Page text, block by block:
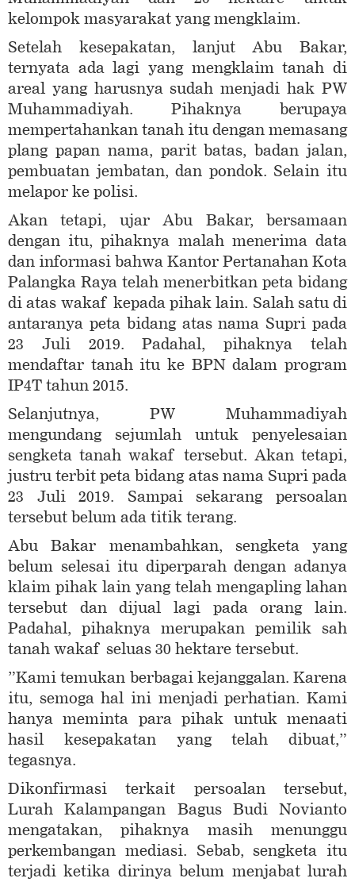
kelompok masyarakat yang mengklaim.
Setelah kesepakatan, lanjut Abu Bakar,
ternyata ada lagi yang mengklaim tanah di
areal yang harusnya sudah menjadi hak PW
Muhammadiyah. Pihaknya berupaya
mempertahankan tanah itu dengan memasang
plang papan nama, parit batas, badan jalan,
pembuatan jembatan, dan pondok. Selain itu
melapor ke polisi.
Akan tetapi, ujar Abu Bakar, bersamaan
dengan itu, pihaknya malah menerima data
dan informasi bahwa Kantor Pertanahan Kota
Palangka Raya telah menerbitkan peta bidang
di atas wakaf kepada pihak lain. Salah satu di
antaranya peta bidang atas nama Supri pada
23 Juli 2019. Padahal, pihaknya telah
mendaftar tanah itu ke BPN dalam program
IP4T tahun 2015.
Selanjutnya, PW Muhammadiyah
mengundang sejumlah untuk penyelesaian
sengketa tanah wakaf tersebut. Akan tetapi,
justru terbit peta bidang atas nama Supri pada
23 Juli 2019. Sampai sekarang persoalan
tersebut belum ada titik terang.
Abu Bakar menambahkan, sengketa yang
belum selesai itu diperparah dengan adanya
klaim pihak lain yang telah mengapling lahan
tersebut dan dijual lagi pada orang lain.
Padahal, pihaknya merupakan pemilik sah
tanah wakaf seluas 30 hektare tersebut.
”Kami temukan berbagai kejanggalan. Karena
itu, semoga hal ini menjadi perhatian. Kami
hanya meminta para pihak untuk menaati
hasil kesepakatan yang telah dibuat,”
tegasnya.
Dikonfirmasi terkait persoalan tersebut,
Lurah Kalampangan Bagus Budi Novianto
mengatakan, pihaknya masih menunggu
perkembangan mediasi. Sebab, sengketa itu
terjadi ketika dirinya belum menjabat lurah